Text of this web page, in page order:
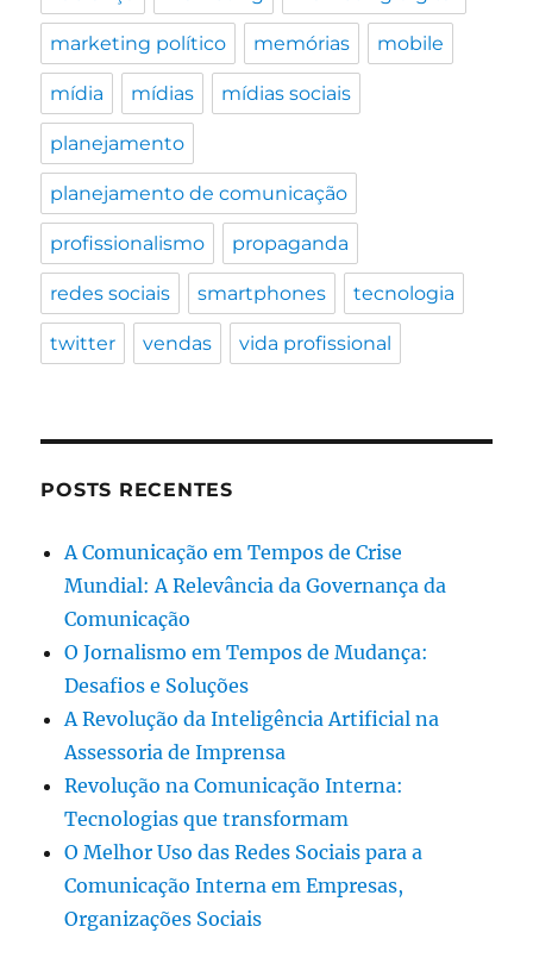
marketing político memórias mobile
mídia mídias mídias sociais
planejamento
planejamento de comunicação
profissionalismo propaganda
redes sociais smartphones tecnologia
twitter vendas vida profissional
POSTS RECENTES
A Comunicação em Tempos de Crise
Mundial: A Relevância da Governança da
Comunicação
O Jornalismo em Tempos de Mudança:
Desafios e Soluções
A Revolução da Inteligência Artificial na
Assessoria de Imprensa
Revolução na Comunicação Interna:
Tecnologias que transformam
O Melhor Uso das Redes Sociais para a
Comunicação Interna em Empresas,
Organizações Sociais